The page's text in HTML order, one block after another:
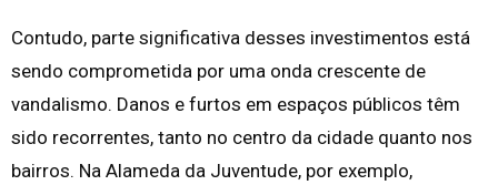
Contudo, parte significativa desses investimentos está
sendo comprometida por uma onda crescente de
vandalismo. Danos e furtos em espaços públicos têm
sido recorrentes, tanto no centro da cidade quanto nos
bairros. Na Alameda da Juventude, por exemplo,